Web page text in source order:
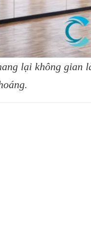
lại không gian